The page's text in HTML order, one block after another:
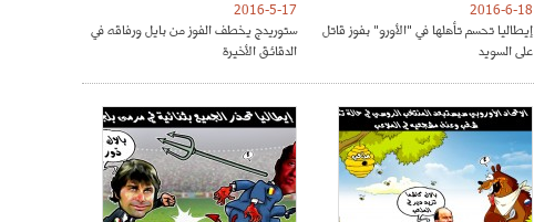
2016-6-18
إيطاليا تحسم تأهلها في "الأورو" بفوز قاتل
على السويد
2016-5-17
ستوريدج يخطف الفوز من بايل ورفاقه في
الدقائق الأخيرة